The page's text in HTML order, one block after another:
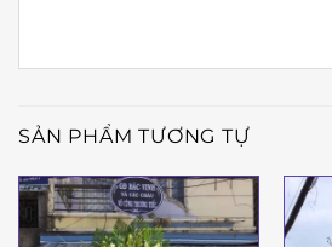
SẢN PHẨM TƯƠNG TỰ